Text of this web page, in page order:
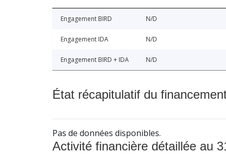
Engagement BIRD N/D
Engagement IDA N/D
Engagement BIRD + IDA N/D
État récapitulatif du
Pas de données disponibles.
Activité financière détaillée au